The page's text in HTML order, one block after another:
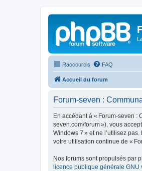
Raccourcis FAQ
Accueil du forum
Forum-seven :
En accédant à « Forum-seven :
seven.com/forum »), vous
Windows 7 » et ne l’utilisez
votre utilisation continue de «
Nos forums sont propulsés par
licence publique générale GNU